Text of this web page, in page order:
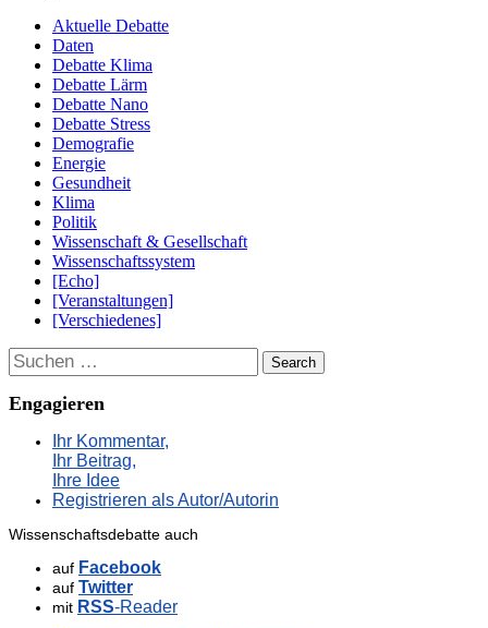
Aktuelle Debatte
Daten
Debatte Klima
Debatte Lärm
Debatte Nano
Debatte Stress
Demografie
Energie
Gesundheit
Klima
Politik
Wissenschaft & Gesellschaft
Wissenschaftssystem
[Echo]
[Veranstaltungen]
[Verschiedenes]
Suchen
Engagieren
Ihr Kommentar,
Ihr Beitrag,
Ihre Idee
Registrieren als Autor/Autorin
Wissenschaftsdebatte auch
auf Facebook
auf Twitter
mit RSS-Reader